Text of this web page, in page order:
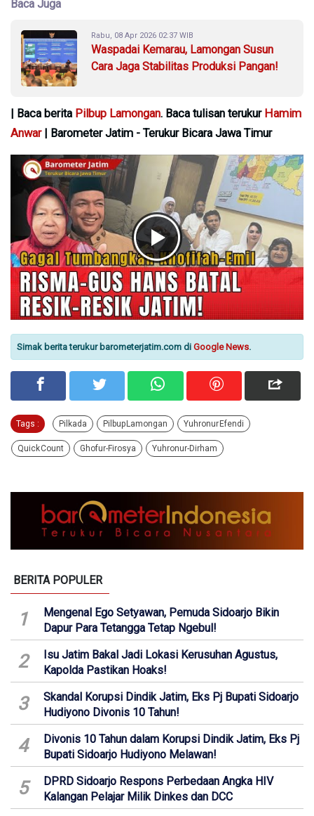
Baca Juga
Rabu, 08 Apr 2026 02:37 WIB
Waspadai Kemarau, Lamongan Susun
Cara Jaga Stabilitas Produksi Pangan!
| Baca berita Pilbup Lamongan. Baca tulisan terukur Hamim
Anwar| Barometer Jatim - Terukur Bicara Jawa Timur
Simak berita terukur barometerjatim.com di Google News.
Tags : Pilkada Pilbup Lamongan Yuhronur Efendi
Quick Count Ghofur-Firosya Yuhronur-Dirham
BERITA POPULER
1
Mengenal Ego Setyawan, Pemuda Sidoarjo Bikin
Dapur Para Tetangga Tetap Ngebul!
2
Isu Jatim Bakal Jadi Lokasi Kerusuhan Agustus,
Kapolda Pastikan Hoaks!
3
Skandal Korupsi Dindik Jatim, Eks Pj Bupati Sidoarjo
Hudiyono Divonis 10 Tahun!
4
Divonis 10 Tahun dalam Korupsi Dindik Jatim, Eks Pj
Bupati Sidoarjo Hudiyono Melawan!
5
DPRD Sidoarjo Respons Perbedaan Angka HIV
Kalangan Pelajar Milik Dinkes dan DCC